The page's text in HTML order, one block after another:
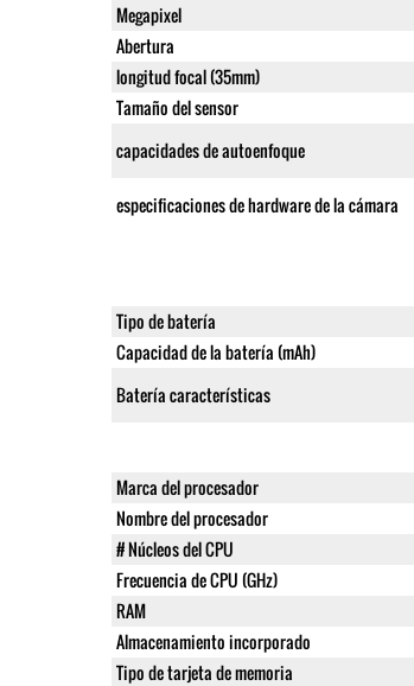
Megapixel
Abertura
longitud focal (35mm)
Tamaño del sensor
capacidades de autoenfoque
especificaciones de hardware de la cámara
Tipo de batería
Capacidad de la batería (mAh)
Batería características
Marca del procesador
Nombre del procesador
# Núcleos del CPU
Frecuencia de CPU (GHz)
RAM
Almacenamiento incorporado
Tipo de tarjeta de memoria